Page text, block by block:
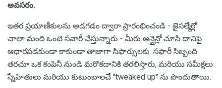
అవసరం.
ఇతర ప్రయాణీకులను అడగడం ద్వారా ప్రారంభించండి - జైసల్మేర్లో
చాలా మంది ఒంటె సవారీ చేస్తున్నారు - మీరు ఆన్లైన్లో చూసే దానిపై
ఆధారపడకుండా కాకుండా తాజాగా సిఫార్సులకు. సఫారీ సిబ్బంది
తరచూ ఒక కంపెనీ నుండి మరొకదానికి తరలిస్తారు, మరియు సమీక్షలు
స్నేహితులు మరియు కుటుంబాలచే "tweaked up" ను పొందుతాయి.